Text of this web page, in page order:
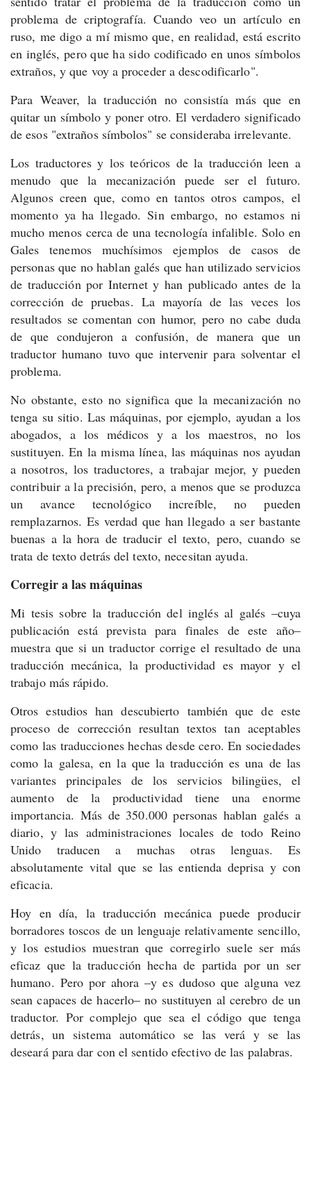
problema de criptografía. Cuando veo un artículo en
ruso, me digo a mí mismo que, en realidad, está escrito
en inglés, pero que ha sido codificado en unos símbolos
extraños, y que voy a proceder a descodificarlo".
Para Weaver, la traducción no consistía más que en
quitar un símbolo y poner otro. El verdadero significado
de esos "extraños símbolos" se consideraba irrelevante.
Los traductores y los teóricos de la traducción leen a
menudo que la mecanización puede ser el futuro.
Algunos creen que, como en tantos otros campos, el
momento ya ha llegado. Sin embargo, no estamos ni
mucho menos cerca de una tecnología infalible. Solo en
Gales tenemos muchísimos ejemplos de casos de
personas que no hablan galés que han utilizado servicios
de traducción por Internet y han publicado antes de la
corrección de pruebas. La mayoría de las veces los
resultados se comentan con humor, pero no cabe duda
de que condujeron a confusión, de manera que un
traductor humano tuvo que intervenir para solventar el
problema.
No obstante, esto no significa que la mecanización no
tenga su sitio. Las máquinas, por ejemplo, ayudan a los
abogados, a los médicos y a los maestros, no los
sustituyen. En la misma línea, las máquinas nos ayudan
a nosotros, los traductores, a trabajar mejor, y pueden
contribuir a la precisión, pero, a menos que se produzca
un avance tecnológico increíble, no pueden
remplazarnos. Es verdad que han llegado a ser bastante
buenas a la hora de traducir el texto, pero, cuando se
trata de texto detrás del texto, necesitan ayuda.
Corregir a las máquinas
Mi tesis sobre la traducción del inglés al galés –cuya
publicación está prevista para finales de este año–
muestra que si un traductor corrige el resultado de una
traducción mecánica, la productividad es mayor y el
trabajo más rápido.
Otros estudios han descubierto también que de este
proceso de corrección resultan textos tan aceptables
como las traducciones hechas desde cero. En sociedades
como la galesa, en la que la traducción es una de las
variantes principales de los servicios bilingües, el
aumento de la productividad tiene una enorme
importancia. Más de 350.000 personas hablan galés a
diario, y las administraciones locales de todo Reino
Unido traducen a muchas otras lenguas. Es
absolutamente vital que se las entienda deprisa y con
eficacia.
Hoy en día, la traducción mecánica puede producir
borradores toscos de un lenguaje relativamente sencillo,
y los estudios muestran que corregirlo suele ser más
eficaz que la traducción hecha de partida por un ser
humano. Pero por ahora –y es dudoso que alguna vez
sean capaces de hacerlo– no sustituyen al cerebro de un
traductor. Por complejo que sea el código que tenga
detrás, un sistema automático se las verá y se las
deseará para dar con el sentido efectivo de las palabras.